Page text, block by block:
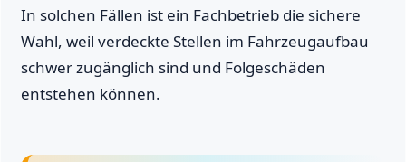
In solchen Fällen ist ein Fachbetrieb die sichere
Wahl, weil verdeckte Stellen im Fahrzeugaufbau
schwer zugänglich sind und Folgeschäden
entstehen können.